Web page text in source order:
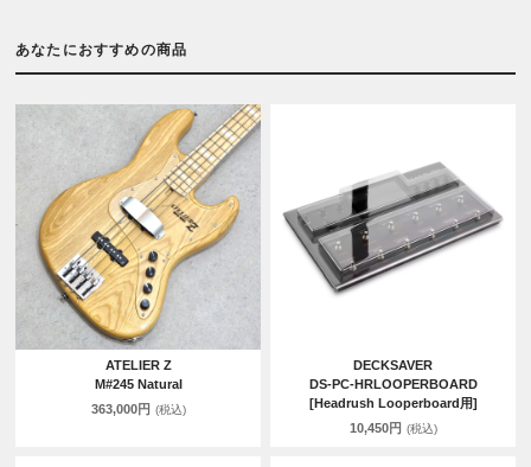
あなたにおすすめの商品
ATELIER Z
M#245 Natural
363,000円 (税込)
DECKSAVER
DS-PC-HRLOOPERBOARD
[Headrush Looperboard用]
10,450円 (税込)